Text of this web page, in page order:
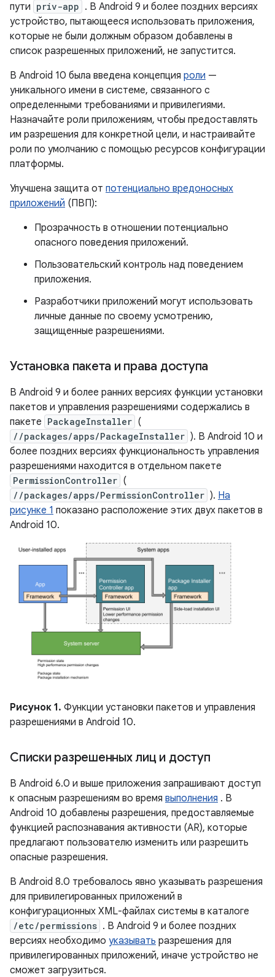
пути priv-app . В Android 9 и более поздних версиях
устройство, пытающееся использовать приложения,
которые не были должным образом добавлены в
список разрешенных приложений, не запустится.
В Android 10 была введена концепция роли —
уникального имени в системе, связанного с
определенными требованиями и привилегиями.
Назначайте роли приложениям, чтобы предоставлять
им разрешения для конкретной цели, и настраивайте
роли по умолчанию с помощью ресурсов конфигурации
платформы.
Улучшена защита от потенциально вредоносных
приложений (ПВП):
Прозрачность в отношении потенциально
опасного поведения приложений.
Пользовательский контроль над поведением
приложения.
Разработчики приложений могут использовать
личные данные по своему усмотрению,
защищенные разрешениями.
Установка пакета и права доступа
В Android 9 и более ранних версиях функции установки
пакетов и управления разрешениями содержались в
пакете PackageInstaller (
//packages/apps/PackageInstaller ). В Android 10 и
более поздних версиях функциональность управления
разрешениями находится в отдельном пакете
PermissionController (
//packages/apps/PermissionController ). На
рисунке 1 показано расположение этих двух пакетов в
Android 10.
Рисунок 1. Функции установки пакетов и управления
разрешениями в Android 10.
Списки разрешенных лиц и доступ
В Android 6.0 и выше приложения запрашивают доступ
к опасным разрешениям во время выполнения . В
Android 10 добавлены разрешения, предоставляемые
функцией распознавания активности (AR), которые
предлагают пользователю изменить или разрешить
опасные разрешения.
В Android 8.0 требовалось явно указывать разрешения
для привилегированных приложений в
конфигурационных XML-файлах системы в каталоге
/etc/permissions . В Android 9 и более поздних
версиях необходимо указывать разрешения для
привилегированных приложений, иначе устройство не
сможет загрузиться.